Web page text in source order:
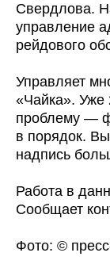
Свердлова.
управление
рейдового
Управляет
«Чайка». Уже
проблему —
в порядок.
надпись
Работа в
Сообщает
Фото: ©